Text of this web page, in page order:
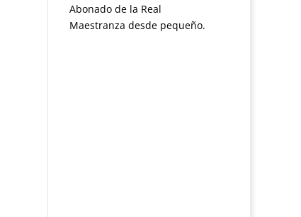
Abonado de la Real
Maestranza desde pequeño.